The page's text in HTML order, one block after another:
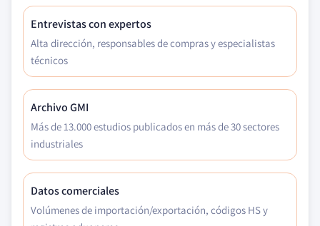
Entrevistas con expertos
Alta dirección, responsables de compras y especialistas
técnicos
Archivo GMI
Más de 13.000 estudios publicados en más de 30 sectores
industriales
Datos comerciales
Volúmenes de importación/exportación, códigos HS y